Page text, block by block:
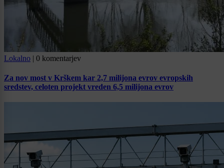
Lokalno | 0 komentarjev
Za nov most v Krškem kar 2,7 milijona evrov evropskih
sredstev, celoten projekt vreden 6,5 milijona evrov